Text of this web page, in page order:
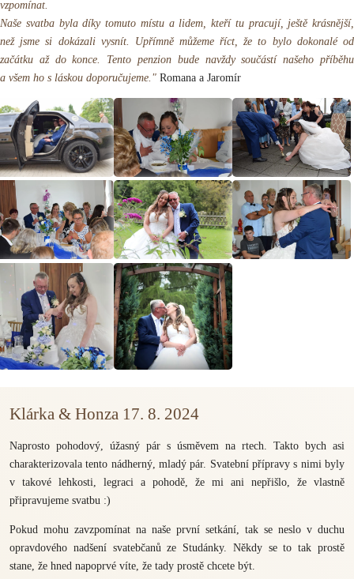
vzpomínat.
Naše svatba byla díky tomuto místu a lidem, kteří tu pracují, ještě krásnější,
než jsme si dokázali vysnít. Upřímně můžeme říct, že to bylo dokonalé od
začátku až do konce. Tento penzion bude navždy součástí našeho příběhu
a všem ho s láskou doporučujeme." Romana a Jaromír
Klárka & Honza 17. 8. 2024
Naprosto pohodový, úžasný pár s úsměvem na rtech. Takto bych asi
charakterizovala tento nádherný, mladý pár. Svatební přípravy s nimi byly
v takové lehkosti, legraci a pohodě, že mi ani nepřišlo, že vlastně
připravujeme svatbu :)
Pokud mohu zavzpomínat na naše první setkání, tak se neslo v duchu
opravdového nadšení svatebčanů ze Studánky. Někdy se to tak prostě
stane, že hned napoprvé víte, že tady prostě chcete být.